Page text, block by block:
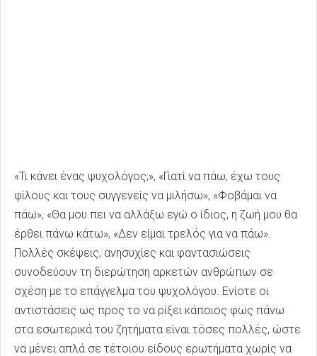
«Τι κάνει ένας ψυχολόγος;», «Γιατί να πάω, έχω τους
φίλους και τους συγγενείς να μιλήσω», «Φοβάμαι να
πάω», «Θα μου πει να αλλάξω εγώ ο ίδιος, η ζωή μου θα
έρθει πάνω κάτω», «Δεν είμαι τρελός για να πάω».
Πολλές σκέψεις, ανησυχίες και φαντασιώσεις
συνοδεύουν τη διερώτηση αρκετών ανθρώπων σε
σχέση με το επάγγελμα του ψυχολόγου. Ενίοτε οι
αντιστάσεις ως προς το να ρίξει κάποιος φως πάνω
στα εσωτερικά του ζητήματα είναι τόσες πολλές, ώστε
να μένει απλά σε τέτοιου είδους ερωτήματα χωρίς να